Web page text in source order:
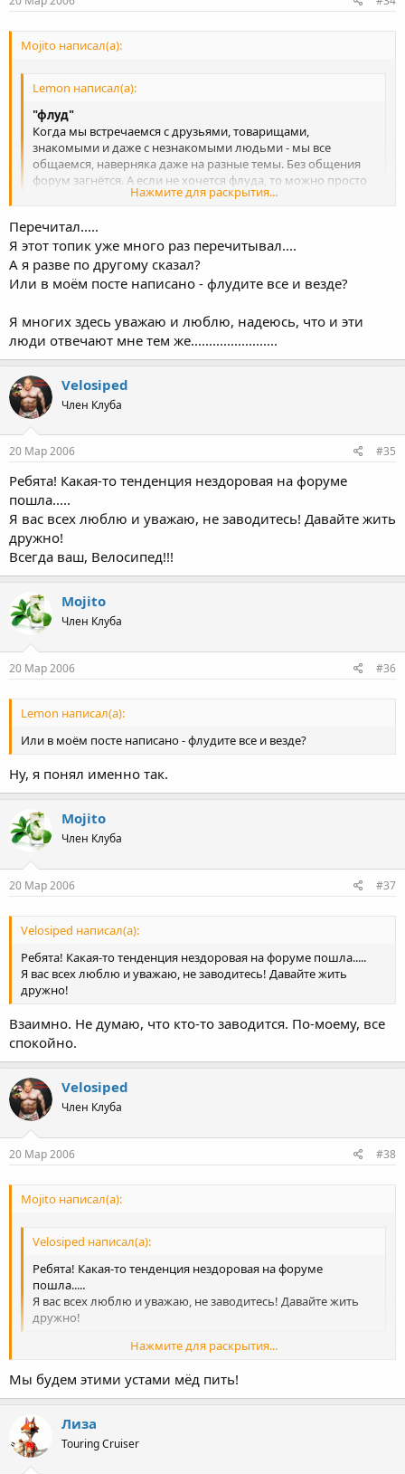
Mojito написал(а):
Lemon написал(а):
"флуд"
Когда мы встречаемся с друзьями, товарищами,
знакомыми и даже с незнакомыми людьми - мы все
общаемся, наверняка даже на разные темы. Без общения
форум загнётся. А если не хочется флуда, то можно просто
открыть мануал по эксплуатации или ремонту PT Крузера и
Еще раз, пожалуйста, перечитай мой пост (про публичность,
уважение к другим и т.д.) и пост Алекса. Флудить можно в
разделе "Разное".
Нажмите для раскрытия...
Перечитал.....
Я этот топик уже много раз перечитывал....
А я разве по другому сказал?
Или в моём посте написано - флудите все и везде?
Я многих здесь уважаю и люблю, надеюсь, что и эти
люди отвечают мне тем же........................
Velosiped
Член Клуба
20 Мар 2006 #35
Ребята! Какая-то тенденция нездоровая на форуме
пошла.....
Я вас всех люблю и уважаю, не заводитесь! Давайте жить
дружно!
Всегда ваш, Велосипед!!!
Mojito
Член Клуба
20 Мар 2006 #36
Lemon написал(а):
Или в моём посте написано - флудите все и везде?
Ну, я понял именно так.
Mojito
Член Клуба
20 Мар 2006 #37
Velosiped написал(а):
Ребята! Какая-то тенденция нездоровая на форуме пошла.....
Я вас всех люблю и уважаю, не заводитесь! Давайте жить
дружно!
Взаимно. Не думаю, что кто-то заводится. По-моему, все
спокойно.
Velosiped
Член Клуба
20 Мар 2006 #38
Mojito написал(а):
Velosiped написал(а):
Ребята! Какая-то тенденция нездоровая на форуме
пошла.....
Я вас всех люблю и уважаю, не заводитесь! Давайте жить
дружно!
Нажмите для раскрытия...
Взаимно. Не думаю, что кто-то заводится. По-моему, все
Нажмите для раскрытия...
Мы будем этими устами мёд пить!
Лиза
Touring Cruiser